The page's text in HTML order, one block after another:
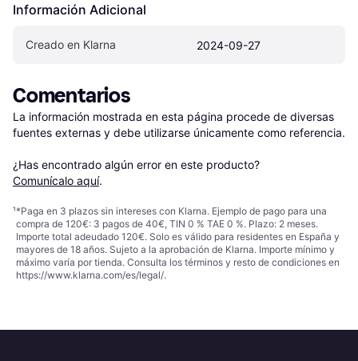
Información Adicional
Creado en Klarna 2024-09-27
Comentarios
La información mostrada en esta página procede de diversas
fuentes externas y debe utilizarse únicamente como referencia.
¿Has encontrado algún error en este producto?
Comunícalo aquí.
¹*Paga en 3 plazos sin intereses con Klarna. Ejemplo de pago para una
compra de 120€: 3 pagos de 40€, TIN 0 % TAE 0 %. Plazo: 2 meses.
Importe total adeudado 120€. Solo es válido para residentes en España y
mayores de 18 años. Sujeto a la aprobación de Klarna. Importe mínimo y
máximo varía por tienda. Consulta los términos y resto de condiciones en
https://www.klarna.com/es/legal/.